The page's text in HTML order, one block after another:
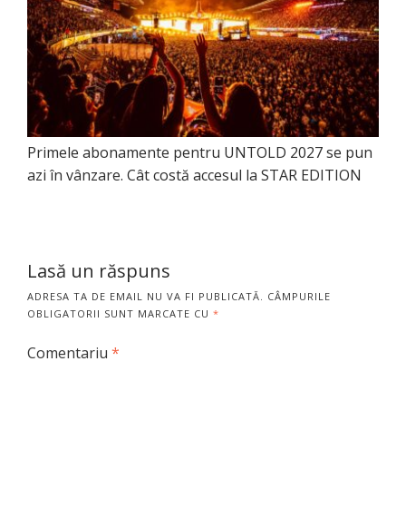
Primele abonamente pentru UNTOLD 2027 se pun
azi în vânzare. Cât costă accesul la STAR EDITION
Lasă un răspuns
ADRESA TA DE EMAIL NU VA FI PUBLICATĂ.
CÂMPURILE
OBLIGATORII SUNT MARCATE CU *
Comentariu *